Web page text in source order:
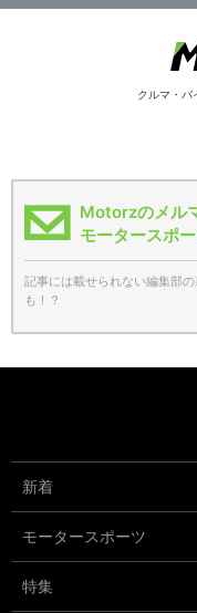
クルマ・バ
Motorzのメル
モータースポ
記事には載せられない編集部
も！？
新着
モータースポーツ
特集